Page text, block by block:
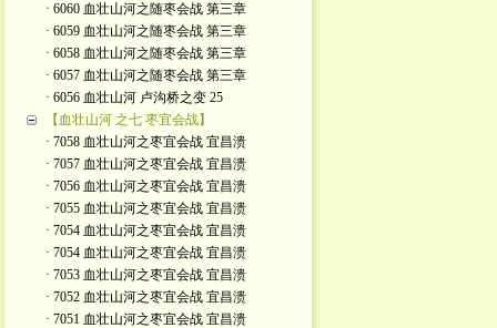
· 6060 血壮山河之随枣会战 第三章
· 6059 血壮山河之随枣会战 第三章
· 6058 血壮山河之随枣会战 第三章
· 6057 血壮山河之随枣会战 第三章
· 6056 血壮山河 卢沟桥之变 25
【血壮山河 之七 枣宜会战】
· 7058 血壮山河之枣宜会战 宜昌溃
· 7057 血壮山河之枣宜会战 宜昌溃
· 7056 血壮山河之枣宜会战 宜昌溃
· 7055 血壮山河之枣宜会战 宜昌溃
· 7054 血壮山河之枣宜会战 宜昌溃
· 7054 血壮山河之枣宜会战 宜昌溃
· 7053 血壮山河之枣宜会战 宜昌溃
· 7052 血壮山河之枣宜会战 宜昌溃
· 7051 血壮山河之枣宜会战 宜昌溃